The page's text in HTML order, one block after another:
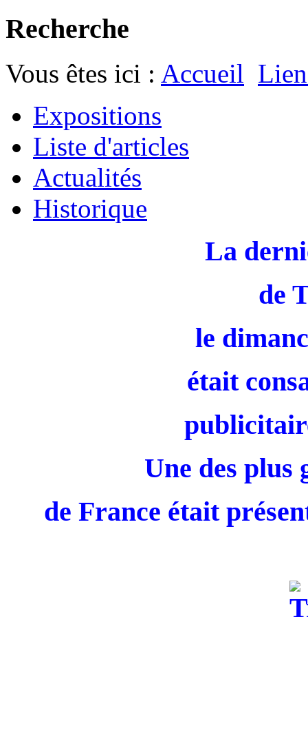
Recherche
Vous êtes ici : Accueil
Expositions
Liste d'articles
Actualités
Historique
La
de
le
était
Une des plus
de France était